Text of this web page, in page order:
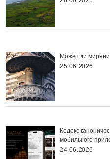
Может ли
25.06.2026
Кодекс
мобильного
24.06.2026